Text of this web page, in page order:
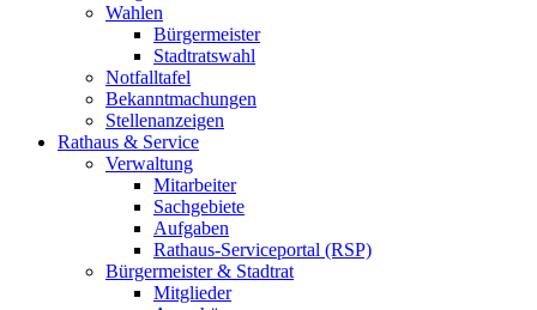
Wahlen
Bürgermeister
Stadtratswahl
Notfalltafel
Bekanntmachungen
Stellenanzeigen
Rathaus & Service
Verwaltung
Mitarbeiter
Sachgebiete
Aufgaben
Rathaus-Serviceportal (RSP)
Bürgermeister & Stadtrat
Mitglieder